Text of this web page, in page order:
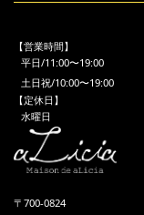
【営業時間】
平日/11:00〜19:00
土日祝/10:00〜19:00
【定休日】
水曜日
〒700-0824